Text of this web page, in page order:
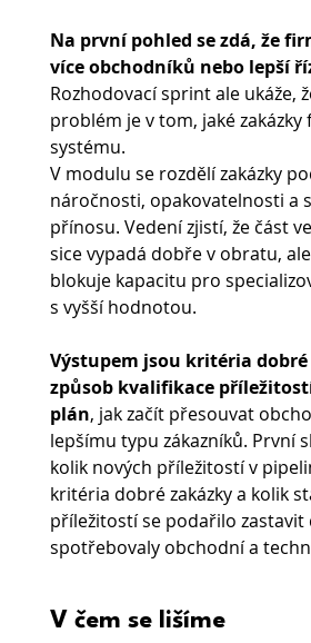
Na první pohled se zdá, že
více obchodníků nebo lepší
Rozhodovací sprint ale ukáže,
problém je v tom, jaké
systému.
V modulu se rozdělí zakázky
náročnosti, opakovatelnosti a
přínosu. Vedení zjistí, že část
sice vypadá dobře v obratu,
blokuje kapacitu pro
s vyšší hodnotou.
Výstupem jsou kritéria
způsob kvalifikace
plán, jak začít přesouvat
lepšímu typu zákazníků. První
kolik nových příležitostí v
kritéria dobré zakázky a kolik
příležitostí se podařilo zastavit
spotřebovaly obchodní a
V čem se lišíme